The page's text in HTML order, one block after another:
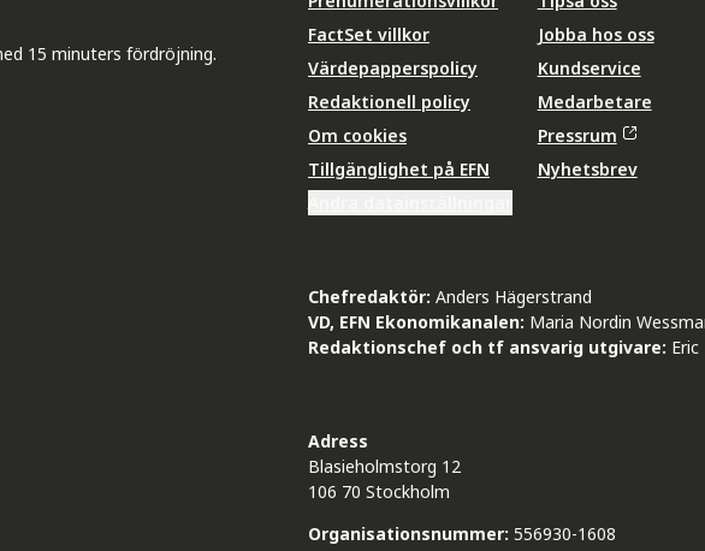
15 minuters fördröjning.
FactSet villkor
Värdepapperspolicy
Redaktionell policy
Om cookies
Tillgänglighet på EFN
Jobba hos oss
Kundservice
Medarbetare
Pressrum
Nyhetsbrev
Chefredaktör: Anders Hägerstrand
VD, EFN Ekonomikanalen: Maria Nordin
Redaktionschef och tf ansvarig utgivare:
Adress
Blasieholmstorg 12
106 70 Stockholm
Organisationsnummer: 556930-1608